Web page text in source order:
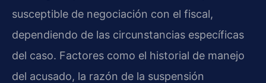
susceptible de negociación con el fiscal,
dependiendo de las circunstancias específicas
del caso. Factores como el historial de manejo
del acusado, la razón de la suspensión